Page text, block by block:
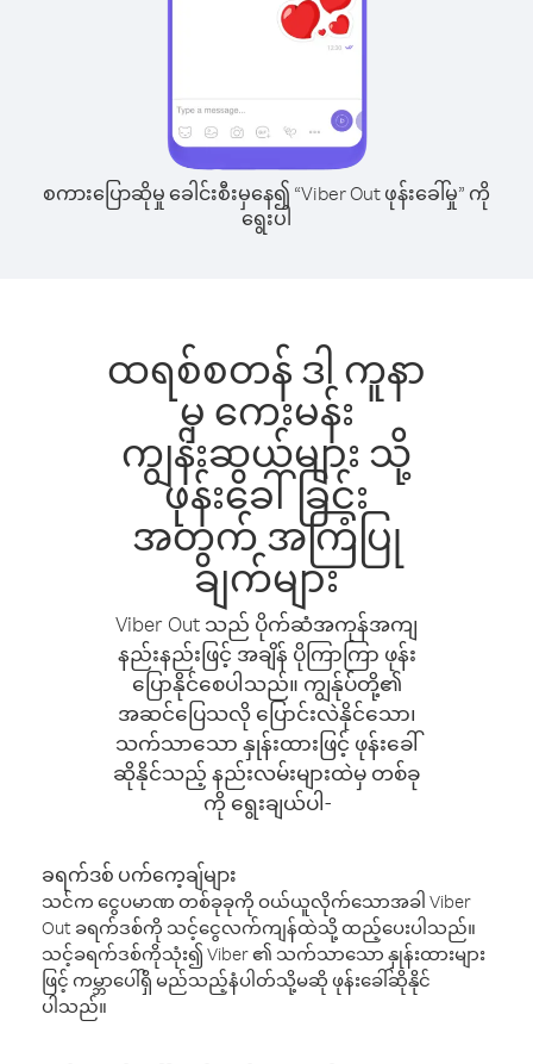
စကားပြောဆိုမှု ခေါင်းစီးမှနေ၍ “Viber Out ဖုန်းခေါ်မှု” ကို
ရွေးပါ
ထရစ်စတန် ဒါ ကူနာ
မှ ကေးမန်း
ကျွန်းဆွယ်များ သို့
ဖုန်းခေါ်ခြင်း
အတွက် အကြံပြု
ချက်များ
Viber Out သည် ပိုက်ဆံအကုန်အကျ
နည်းနည်းဖြင့် အချိန် ပိုကြာကြာ ဖုန်း
ပြောနိုင်စေပါသည်။ ကျွန်ုပ်တို့၏
အဆင်ပြေသလို ပြောင်းလဲနိုင်သော၊
သက်သာသော နှုန်းထားဖြင့် ဖုန်းခေါ်
ဆိုနိုင်သည့် နည်းလမ်းများထဲမှ တစ်ခု
ကို ရွေးချယ်ပါ-
ခရက်ဒစ် ပက်ကေ့ချ်များ
သင်က ငွေပမာဏ တစ်ခုခုကို ဝယ်ယူလိုက်သောအခါ Viber
Out ခရက်ဒစ်ကို သင့်ငွေလက်ကျန်ထဲသို့ ထည့်ပေးပါသည်။
သင့်ခရက်ဒစ်ကိုသုံး၍ Viber ၏ သက်သာသော နှုန်းထားများ
ဖြင့် ကမ္ဘာပေါ်ရှိ မည်သည့်နံပါတ်သို့မဆို ဖုန်းခေါ်ဆိုနိုင်
ပါသည်။